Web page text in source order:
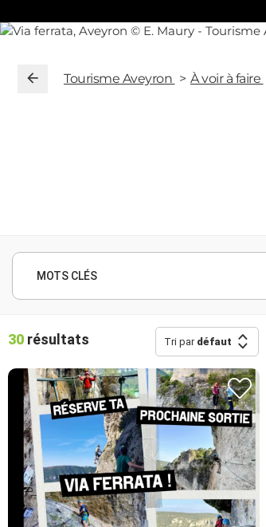
Tourisme Aveyron À voir à faire
MOTS CLÉS
30 résultats Tri par défaut